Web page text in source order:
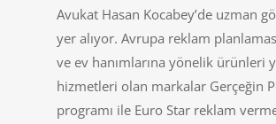
Avukat Hasan Kocabey’de uzman
yer alıyor. Avrupa reklam
ve ev hanımlarına yönelik ürünleri
hizmetleri olan markalar Gerçeğin
programı ile Euro Star reklam